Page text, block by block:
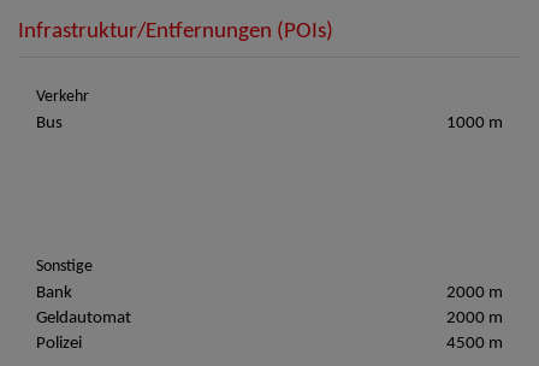
Infrastruktur/Entfernungen (POIs)
Verkehr
Bus
1000 m
Sonstige
Bank
2000 m
Geldautomat
2000 m
Polizei
4500 m